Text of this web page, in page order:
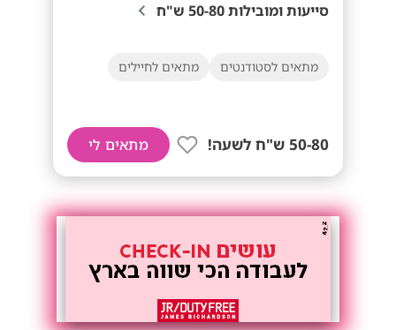
סייעות ומובילות 50-80 ש"ח
מתאים לסטודנטים מתאים לחיילים
50-80 ש"ח לשעה! מתאים לי